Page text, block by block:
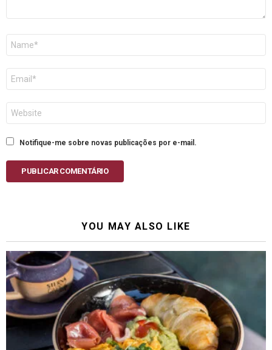
mail
Notifique-me sobre novas publicações por e-mail.
PUBLICAR COMENTÁRIO
YOU MAY ALSO LIKE